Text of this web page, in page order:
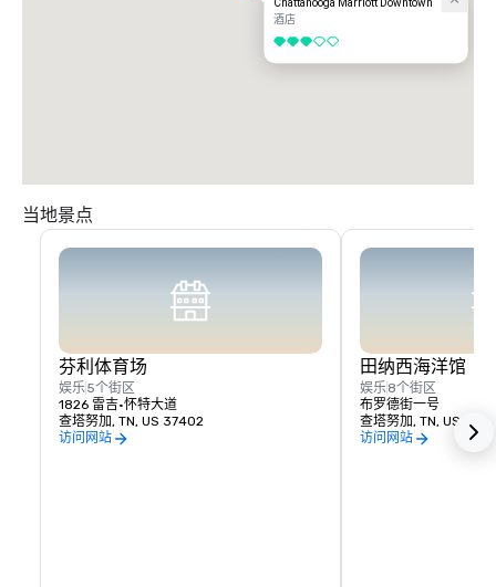
Chattanooga Marriott Downtown
酒店
3/5
当地景点
芬利体育场
娱乐 5个街区
1826 雷吉·怀特大道
查塔努加, TN, US 37402
访问网站
田纳西海洋馆
娱乐 8个街区
布罗德街一号
查塔努加, TN, US
访问网站